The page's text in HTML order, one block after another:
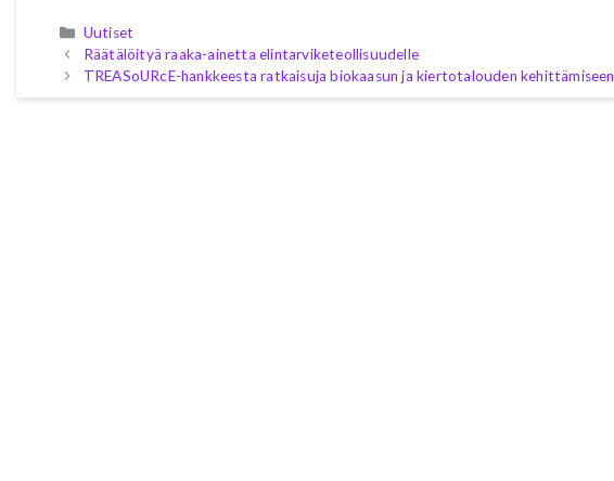
Kategoriat
Uutiset
Räätälöityä raaka-ainetta elintarviketeollisuudelle
TREASoURcE-hankkeesta ratkaisuja biokaasun ja kiertotalouden kehittämiseen